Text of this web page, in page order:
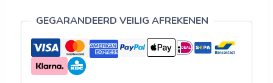
GEGARANDEERD VEILIG AFREKENEN